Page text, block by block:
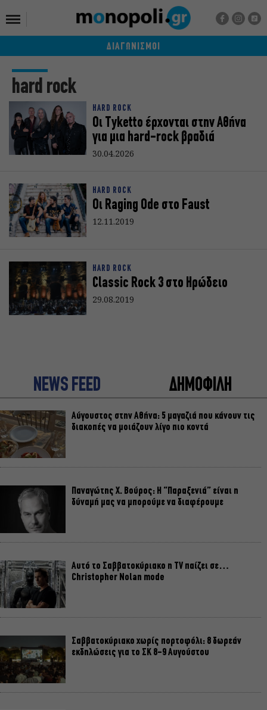
ΔΙΑΓΩΝΙΣΜΟΙ
hard rock
HARD ROCK
Οι Tyketto έρχονται στην Αθήνα
για μια hard-rock βραδιά
30.04.2026
HARD ROCK
Οι Raging Ode στο Faust
12.11.2019
HARD ROCK
Classic Rock 3 στο Ηρώδειο
29.08.2019
NEWS FEED ΔΗΜΟΦΙΛΗ
Αύγουστος στην Αθήνα: 5 μαγαζιά που κάνουν τις
διακοπές να μοιάζουν λίγο πιο κοντά
Παναγώτης Χ. Βούρος: Η “Παραξενιά” είναι η
δύναμή μας να μπορούμε να διαφέρουμε
Αυτό το Σαββατοκύριακο η TV παίζει σε…
Christopher Nolan mode
Σαββατοκύριακο χωρίς πορτοφόλι: 8 δωρεάν
εκδηλώσεις για το ΣΚ 8-9 Αυγούστου